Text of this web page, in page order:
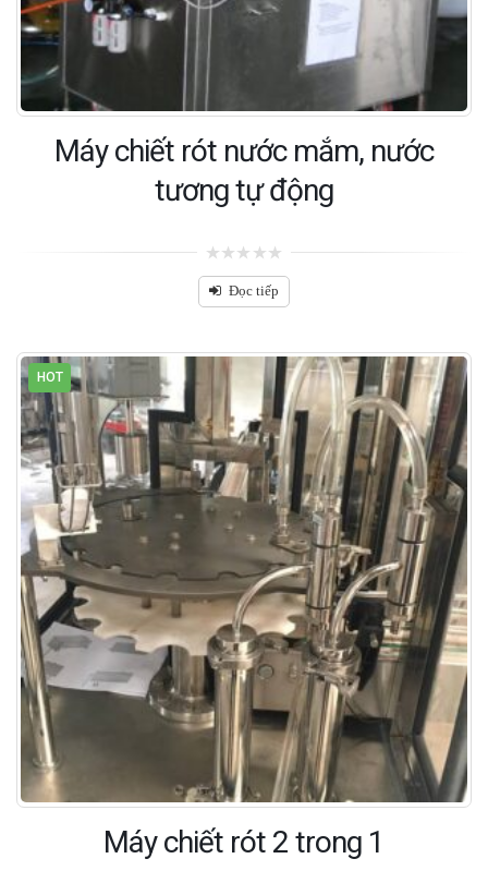
Máy chiết rót nước mắm, nước
tương tự động
0
out
of
Đọc tiếp
HOT
Máy chiết rót 2 trong 1